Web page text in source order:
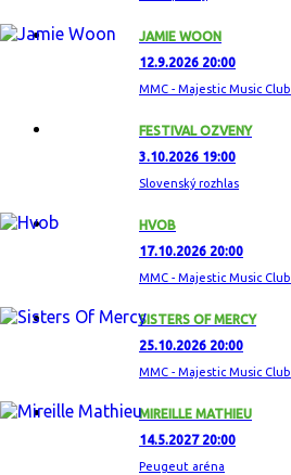
JAMIE WOON
12.9.2026 20:00
MMC - Majestic Music Club
FESTIVAL OZVENY
3.10.2026 19:00
Slovenský rozhlas
HVOB
17.10.2026 20:00
MMC - Majestic Music Club
SISTERS OF MERCY
25.10.2026 20:00
MMC - Majestic Music Club
MIREILLE MATHIEU
14.5.2027 20:00
Peugeut aréna